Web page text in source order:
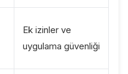
Ek izinler ve
uygulama güvenliği